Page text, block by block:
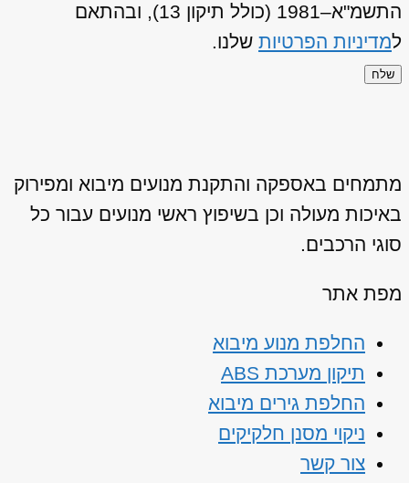
התשמ"א–1981 (כולל תיקון 13), ובהתאם
למדיניות הפרטיות שלנו.
שלח
מתמחים באספקה והתקנת מנועים מיבוא ומפירוק
באיכות מעולה וכן בשיפוץ ראשי מנועים עבור כל
סוגי הרכבים.
מפת אתר
החלפת מנוע מיבוא
תיקון מערכת ABS
החלפת גירים מיבוא
ניקוי מסנן חלקיקים
צור קשר